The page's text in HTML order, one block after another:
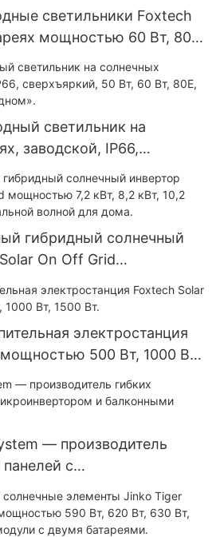
светильники Foxtech
мощностью 60 Вт, 80
железо-фосфатными
светильник на
заводской, IP66,
60 Вт, 80E, 100 Вт, 120 Вт,
гибридный солнечный
On Off Grid
8,2 кВт, 10,2 кВт с чистой
для дома.
электростанция
500 Вт, 1000 Вт,
— производитель
с
балконными системами,